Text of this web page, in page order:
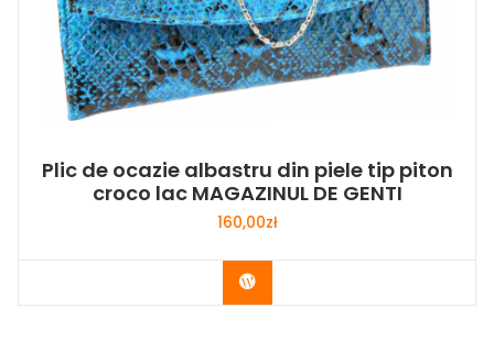
Plic de ocazie albastru din piele tip piton
croco lac MAGAZINUL DE GENTI
160,00zł
Buy Now